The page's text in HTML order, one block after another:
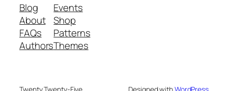
Blog
About
FAQs
Authors
Events
Shop
Patterns
Themes